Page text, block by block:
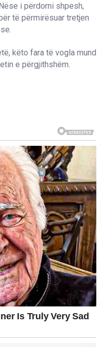
i përdorni shpesh,
të përmirësuar tretjen
këto fara të vogla mund
e përgjithshëm.